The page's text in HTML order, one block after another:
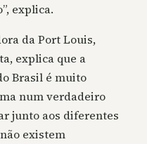
explica.
da Port Louis,
explica que a
Brasil é muito
num verdadeiro
junto aos diferentes
existem